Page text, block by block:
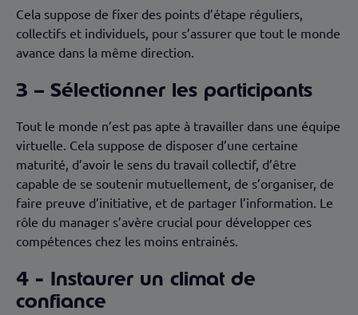
Cela suppose de fixer des points d’étape réguliers,
collectifs et individuels, pour s’assurer que tout le monde
avance dans la même direction.
3 – Sélectionner les participants
Tout le monde n’est pas apte à travailler dans une équipe
virtuelle. Cela suppose de disposer d’une certaine
maturité, d’avoir le sens du travail collectif, d’être
capable de se soutenir mutuellement, de s’organiser, de
faire preuve d’initiative, et de partager l’information. Le
rôle du manager s’avère crucial pour développer ces
compétences chez les moins entrainés.
4 - Instaurer un climat de
confiance